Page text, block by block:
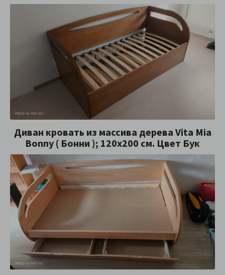
Диван кровать из массива дерева Vita Mia
Bonny ( Бонни ); 120x200 см. Цвет Бук